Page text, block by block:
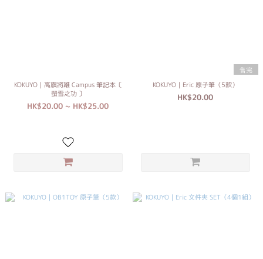
KOKUYO｜高旗將雄 Campus 筆記本〔
螢雪之功 〕
HK$20.00 ~ HK$25.00
售完
KOKUYO｜Eric 原子筆（5款）
HK$20.00